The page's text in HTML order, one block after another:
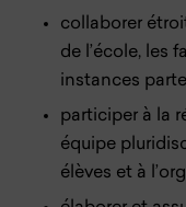
collaborer
de l’école, les
instances
participer à la
équipe
élèves et à